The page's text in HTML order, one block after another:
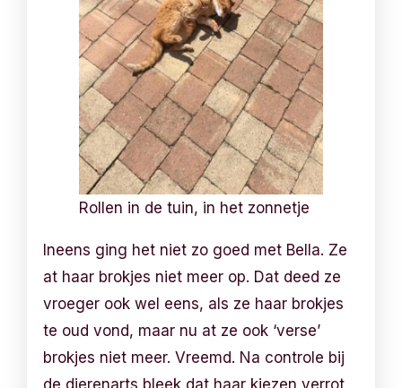
Rollen in de tuin, in het zonnetje
Ineens ging het niet zo goed met Bella. Ze
at haar brokjes niet meer op. Dat deed ze
vroeger ook wel eens, als ze haar brokjes
te oud vond, maar nu at ze ook ‘verse’
brokjes niet meer. Vreemd. Na controle bij